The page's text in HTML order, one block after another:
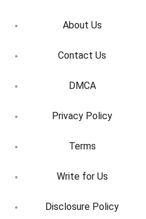
About Us
Contact Us
DMCA
Privacy Policy
Terms
Write for Us
Disclosure Policy